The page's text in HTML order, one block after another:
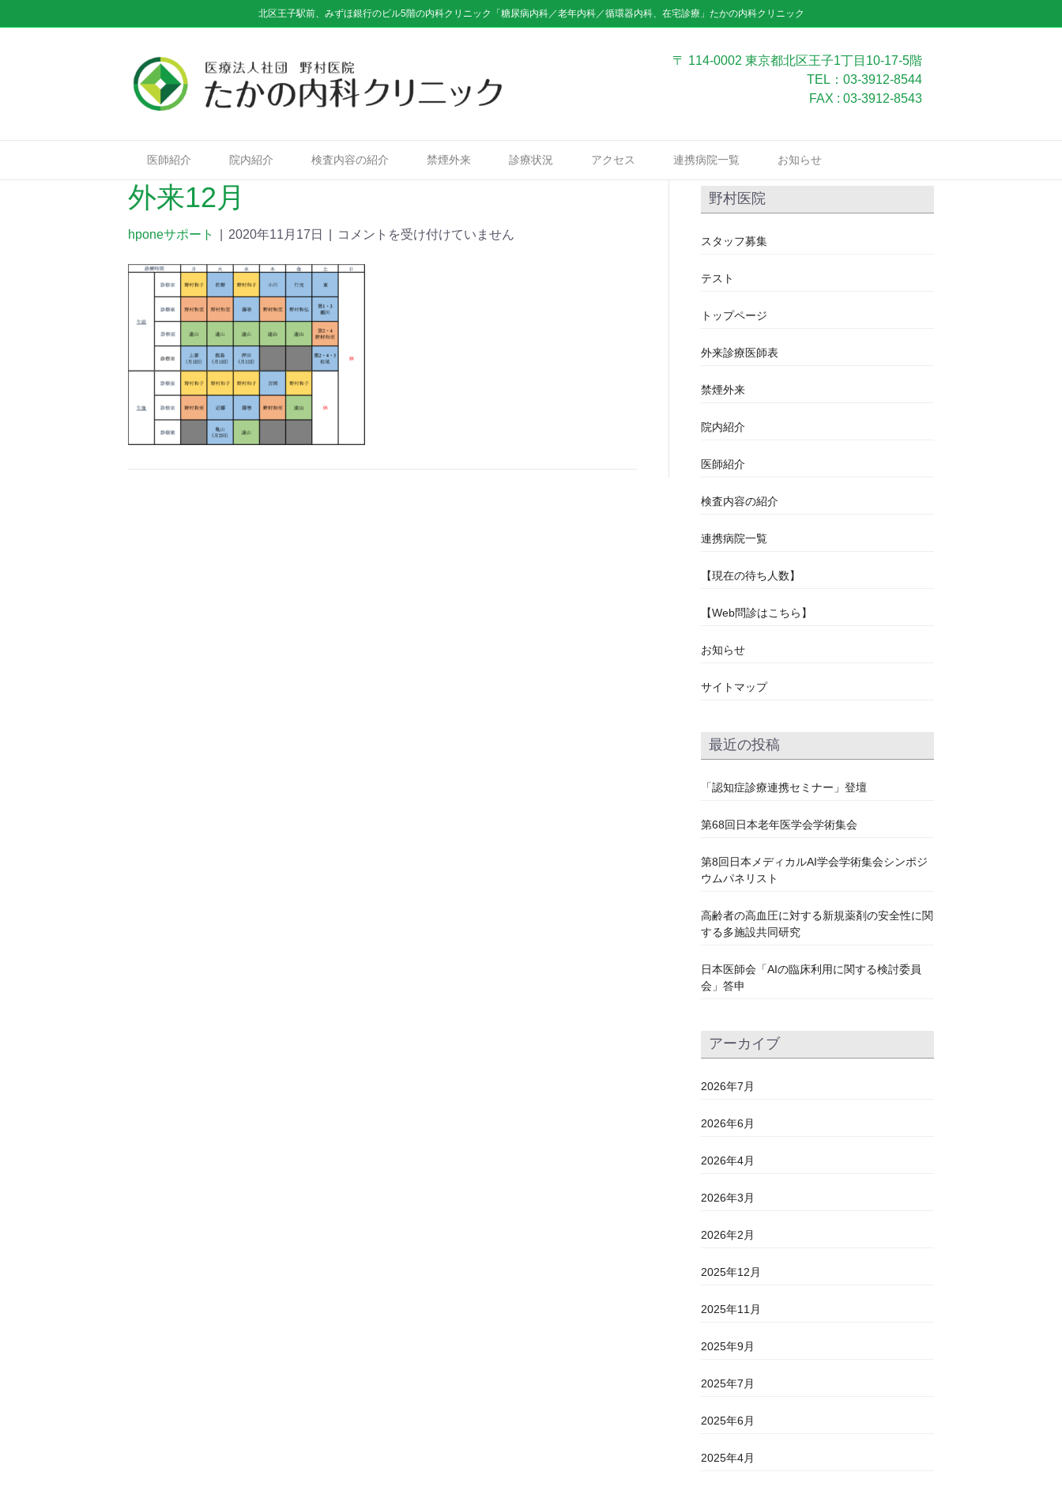
北区王子駅前、みずほ銀行のビル5階の内科クリニック「糖尿病内科／老年内科／循環器内科、在宅診療」たかの内科クリニック
〒 114-0002 東京都北区王子1丁目10-17-5階
TEL：03-3912-8544
FAX : 03-3912-8543
医師紹介 院内紹介 検査内容の紹介 禁煙外来 診療状況 アクセス 連携病院一覧 お知らせ
外来12月
hponeサポート 2020年11月17日 コメントを受け付けていません
野村医院
スタッフ募集
テスト
トップページ
外来診療医師表
禁煙外来
院内紹介
医師紹介
検査内容の紹介
連携病院一覧
【現在の待ち人数】
【Web問診はこちら】
お知らせ
サイトマップ
最近の投稿
「認知症診療連携セミナー」登壇
第68回日本老年医学会学術集会
第8回日本メディカルAI学会学術集会シンポジ
ウムパネリスト
高齢者の高血圧に対する新規薬剤の安全性に関
する多施設共同研究
日本医師会「AIの臨床利用に関する検討委員
会」答申
アーカイブ
2026年7月
2026年6月
2026年4月
2026年3月
2026年2月
2025年12月
2025年11月
2025年9月
2025年7月
2025年6月
2025年4月